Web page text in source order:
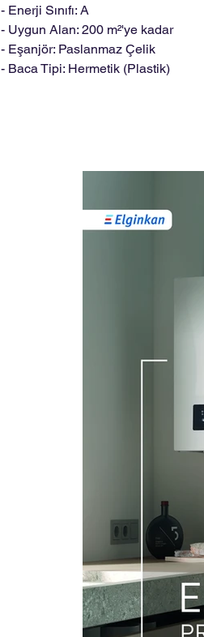
- Enerji Sınıfı: A
- Uygun Alan: 200 m²'ye kadar
- Eşanjör: Paslanmaz Çelik
- Baca Tipi: Hermetik (Plastik)